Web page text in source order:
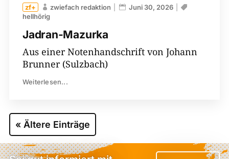
Jadran-Mazurka
zwiefach redaktion
Juni 30, 2026
hellhörig
Aus einer Notenhandschrift von Johann
Brunner (Sulzbach)
Weiterlesen...
« Ältere Einträge